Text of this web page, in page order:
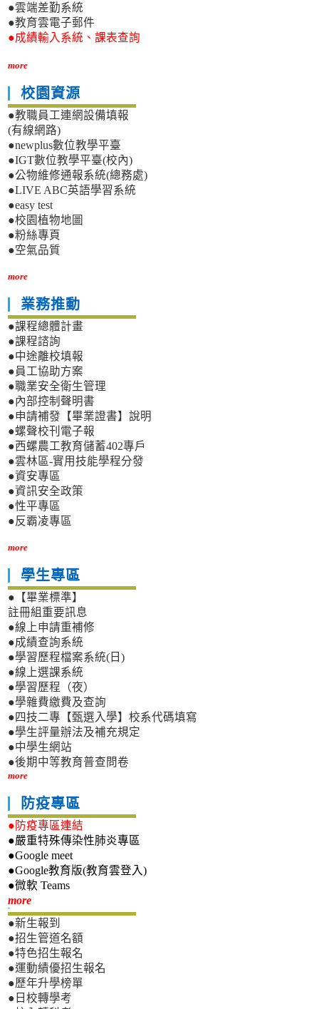
●雲端差勤系統
●教育雲電子郵件
●成績輸入系統、課表查詢
more
校園資源
●教職員工連網設備填報
(有線網路)
●newplus數位教學平臺
●IGT數位教學平臺(校內)
●公物維修通報系統(總務處)
●LIVE ABC英語學習系統
●easy test
●校園植物地圖
●粉絲專頁
●空氣品質
more
業務推動
●課程總體計畫
●課程諮詢
●中途離校填報
●員工協助方案
●職業安全衛生管理
●內部控制聲明書
●申請補發【畢業證書】說明
●螺聲校刊電子報
●西螺農工教育儲蓄402專戶
●雲林區-實用技能學程分發
●資安專區
●資訊安全政策
●性平專區
●反霸凌專區
more
學生專區
●【畢業標準】
註冊組重要訊息
●線上申請重補修
●成績查詢系統
●學習歷程檔案系統(日)
●線上選課系統
●學習歷程（夜）
●學雜費繳費及查詢
●四技二專【甄選入學】校系代碼填寫
●學生評量辦法及補充規定
●中學生網站
●後期中等教育普查問卷
more
防疫專區
●防疫專區連結
●嚴重特殊傳染性肺炎專區
●Google meet
●Google教育版(教育雲登入)
●微軟 Teams
more新生專區
●新生報到
●招生管道名額
●特色招生報名
●運動績優招生報名
●歷年升學榜單
●日校轉學考